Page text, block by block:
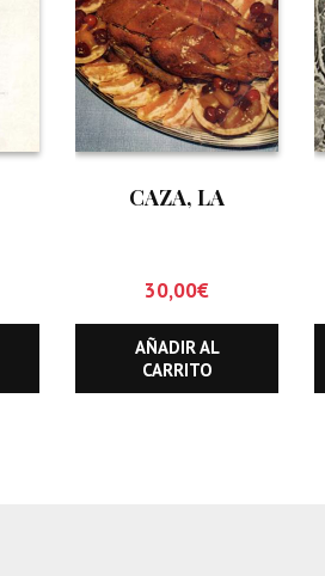
CAZA, LA
30,00€
AÑADIR AL
CARRITO